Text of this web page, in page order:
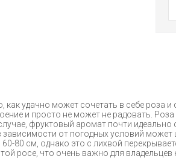
как удачно может сочетать в себе
и просто не может не радовать.
фруктовый аромат почти идеально
зависимости от погодных условий
60-80 см, однако это с лихвой
росе, что очень важно для